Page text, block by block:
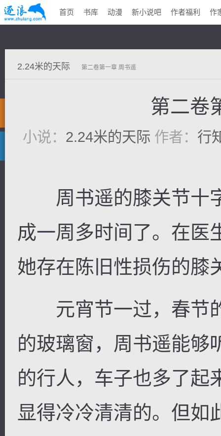
首页 书库 动漫 新小说吧 作者福利 作
2.24米的天际 第二卷第一章 周书遥
第二卷
小说： 2.24米的天际 作者： 行
周书遥的膝关节十
成一周多时间了。在医
她存在陈旧性损伤的膝
元宵节一过，春节
的玻璃窗，周书遥能够
的行人，车子也多了起
显得冷冷清清的。但如